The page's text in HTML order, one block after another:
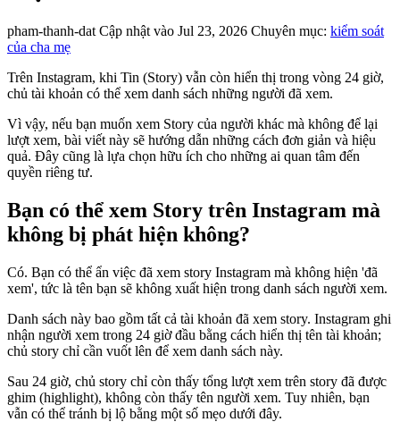
pham-thanh-dat Cập nhật vào Jul 23, 2026 Chuyên mục: kiểm soát
của cha mẹ
Trên Instagram, khi Tin (Story) vẫn còn hiển thị trong vòng 24 giờ,
chủ tài khoản có thể xem danh sách những người đã xem.
Vì vậy, nếu bạn muốn xem Story của người khác mà không để lại
lượt xem, bài viết này sẽ hướng dẫn những cách đơn giản và hiệu
quả. Đây cũng là lựa chọn hữu ích cho những ai quan tâm đến
quyền riêng tư.
Bạn có thể xem Story trên Instagram mà
không bị phát hiện không?
Có. Bạn có thể ẩn việc đã xem story Instagram mà không hiện 'đã
xem', tức là tên bạn sẽ không xuất hiện trong danh sách người xem.
Danh sách này bao gồm tất cả tài khoản đã xem story. Instagram ghi
nhận người xem trong 24 giờ đầu bằng cách hiển thị tên tài khoản;
chủ story chỉ cần vuốt lên để xem danh sách này.
Sau 24 giờ, chủ story chỉ còn thấy tổng lượt xem trên story đã được
ghim (highlight), không còn thấy tên người xem. Tuy nhiên, bạn
vẫn có thể tránh bị lộ bằng một số mẹo dưới đây.